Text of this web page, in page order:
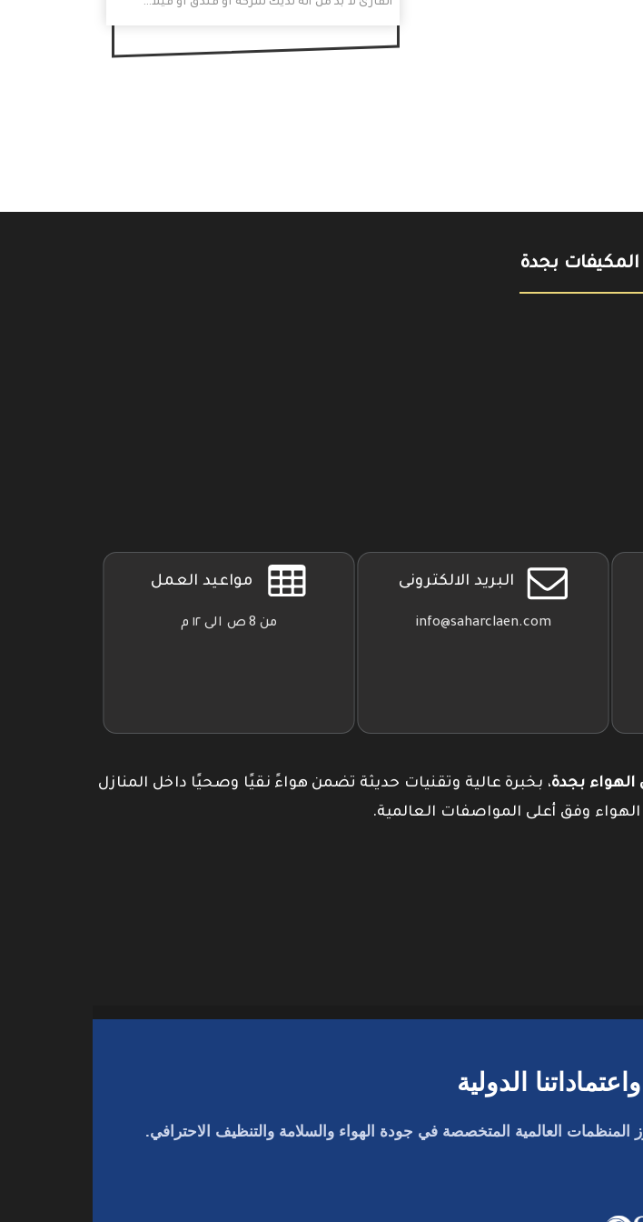
القارئ لا بد من أنه لديك شركة أو فندق أو فيلا…
بجدة
البريد الالكترونى
info@saharclaen.com
مواعيد العمل
من 8 ص الى ١٢ م
بجدة، بخبرة عالية وتقنيات حديثة تضمن هواءً نقيًا وصحيًا داخل المنازل
وفق أعلى المواصفات العالمية.
الدولية
المنظمات العالمية المتخصصة في جودة الهواء والسلامة والتنظيف الاحترافي.